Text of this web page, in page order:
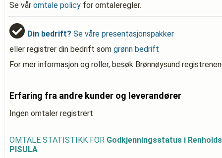
Se vår omtale policy for omtaleregler.
Din bedrift? Se våre presentasjonspakker
eller registrer din bedrift som grønn bedrift
For mer informasjon og roller, besøk Brønnøysund
Erfaring fra andre kunder og leverandører
Ingen omtaler registrert
OMTALE STATISTIKK FOR Godkjenningsstatus i
PISULA